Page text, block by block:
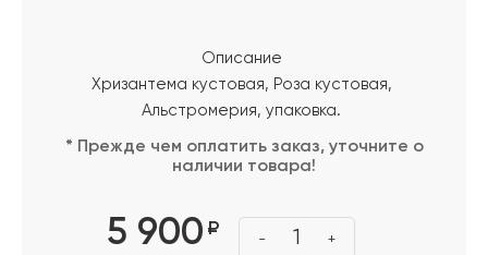
Описание
Хризантема кустовая, Роза кустовая,
Альстромерия, упаковка.
* Прежде чем оплатить заказ, уточните о
наличии товара!
5 900 ₽
- 1 +